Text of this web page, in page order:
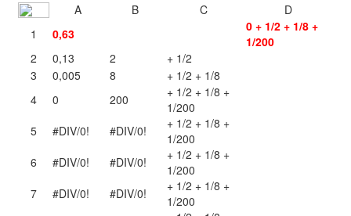
A B C
D
1
0,63
0 + 1/2 + 1/8 +
1/200
2
0,13 2
+ 1/2
3
0,005 8
+ 1/2 + 1/8
4
0 200
+ 1/2 + 1/8 +
1/200
5
#DIV/0! #DIV/0!
+ 1/2 + 1/8 +
1/200
6
#DIV/0! #DIV/0!
+ 1/2 + 1/8 +
1/200
7
#DIV/0! #DIV/0!
+ 1/2 + 1/8 +
1/200